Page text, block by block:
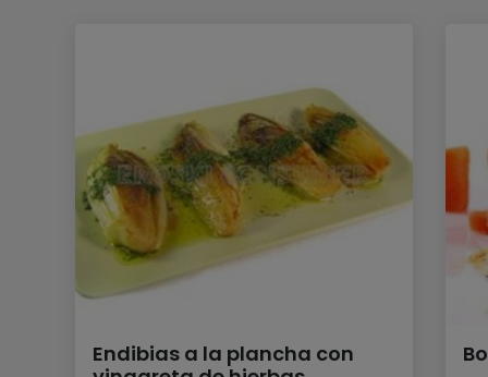
Endibias a la plancha con